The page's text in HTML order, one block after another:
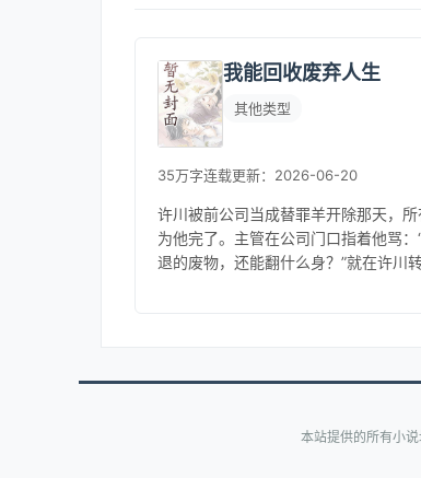
我能回收废弃人生
其他类型
35万字连载更新：2026-06-20
许川被前公司当成替罪羊开除那天，所
为他完了。主管在公司门口指着他骂：
退的废物，还能翻什么身？”就在许川
本站提供的所有小